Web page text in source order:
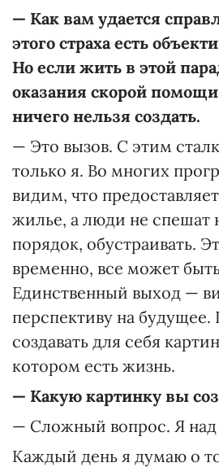
— Как вам удается
этого страха есть
Но если жить в этой
оказания скорой
ничего нельзя создать.
— Это вызов. С этим
только я. Во многих
видим, что
жилье, а люди не спешат
порядок, обустраивать.
временно, все может
Единственный выход —
перспективу на будущее.
создавать для себя
котором есть жизнь.
— Какую картинку вы
— Сложный вопрос. Я над
Каждый день я думаю о